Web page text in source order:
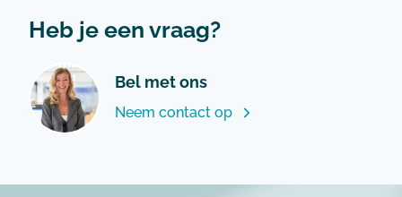
Heb je een vraag?
Bel met ons
Neem contact op